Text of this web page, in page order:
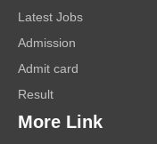
Latest Jobs
Admission
Admit card
Result
More Link